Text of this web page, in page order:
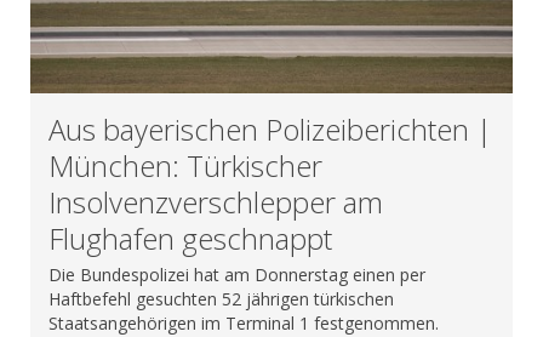
Aus bayerischen Polizeiberichten |
München: Türkischer
Insolvenzverschlepper am
Flughafen geschnappt
Die Bundespolizei hat am Donnerstag einen per
Haftbefehl gesuchten 52 jährigen türkischen
Staatsangehörigen im Terminal 1 festgenommen.